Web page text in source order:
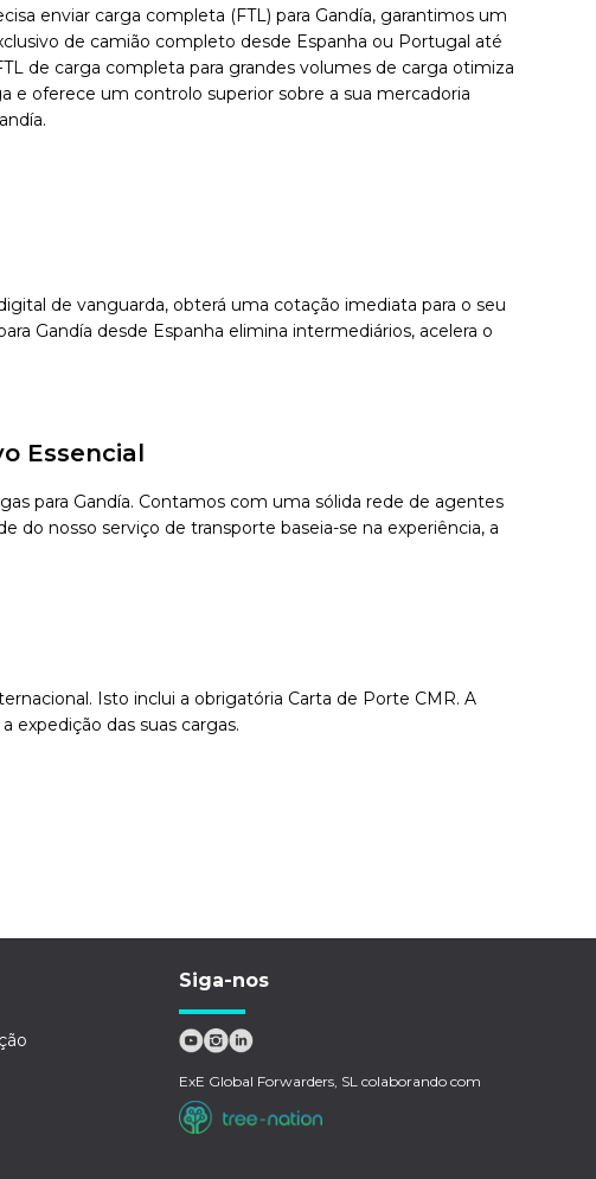
enviar carga completa (FTL) para Gandía, garantimos um
de camião completo desde Espanha ou Portugal até
de carga completa para grandes volumes de carga otimiza
e oferece um controlo superior sobre a sua mercadoria
de vanguarda, obterá uma cotação imediata para o seu
Gandía desde Espanha elimina intermediários, acelera o
Essencial
para Gandía. Contamos com uma sólida rede de agentes
do nosso serviço de transporte baseia-se na experiência, a
Isto inclui a obrigatória Carta de Porte CMR. A
expedição das suas cargas.
Siga-nos
ExE Global Forwarders, SL colaborando com